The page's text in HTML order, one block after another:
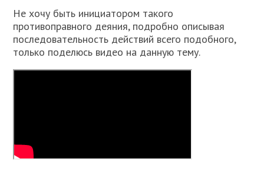
Не хочу быть инициатором такого
противоправного деяния, подробно описывая
последовательность действий всего подобного,
только поделюсь видео на данную тему.